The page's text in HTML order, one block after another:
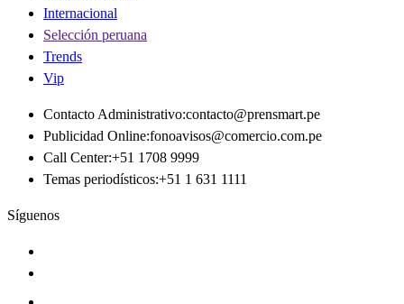
Internacional
Selección peruana
Trends
Vip
Contacto Administrativo:contacto@prensmart.pe
Publicidad Online:fonoavisos@comercio.com.pe
Call Center:+51 1708 9999
Temas periodísticos:+51 1 631 1111
Síguenos